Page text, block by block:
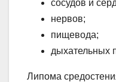
сосудов и
нервов;
пищевода;
дыхательных
Липома